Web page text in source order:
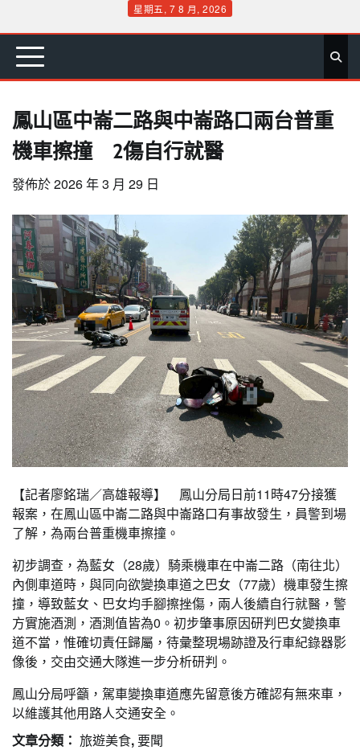
content
星期五, 7 8 月, 2026
首 要 娛 生 社 文 公 運 旅 政 地 專
鳳山區中崙二路與中崙路口兩台普重
機車擦撞 2傷自行就醫
發佈於2026 年 3 月 29 日
【記者廖銘瑞／高雄報導】 鳳山分局日前11時47分接獲
報案，在鳳山區中崙二路與中崙路口有事故發生，員警到場
了解，為兩台普重機車擦撞。
初步調查，為藍女（28歲）騎乘機車在中崙二路（南往北）
內側車道時，與同向欲變換車道之巴女（77歲）機車發生擦
撞，導致藍女、巴女均手腳擦挫傷，兩人後續自行就醫，警
方實施酒測，酒測值皆為0。初步肇事原因研判巴女變換車
道不當，惟確切責任歸屬，待彙整現場跡證及行車紀錄器影
像後，交由交通大隊進一步分析研判。
鳳山分局呼籲，駕車變換車道應先留意後方確認有無來車，
以維護其他用路人交通安全。
文章分類： 旅遊美食,要聞